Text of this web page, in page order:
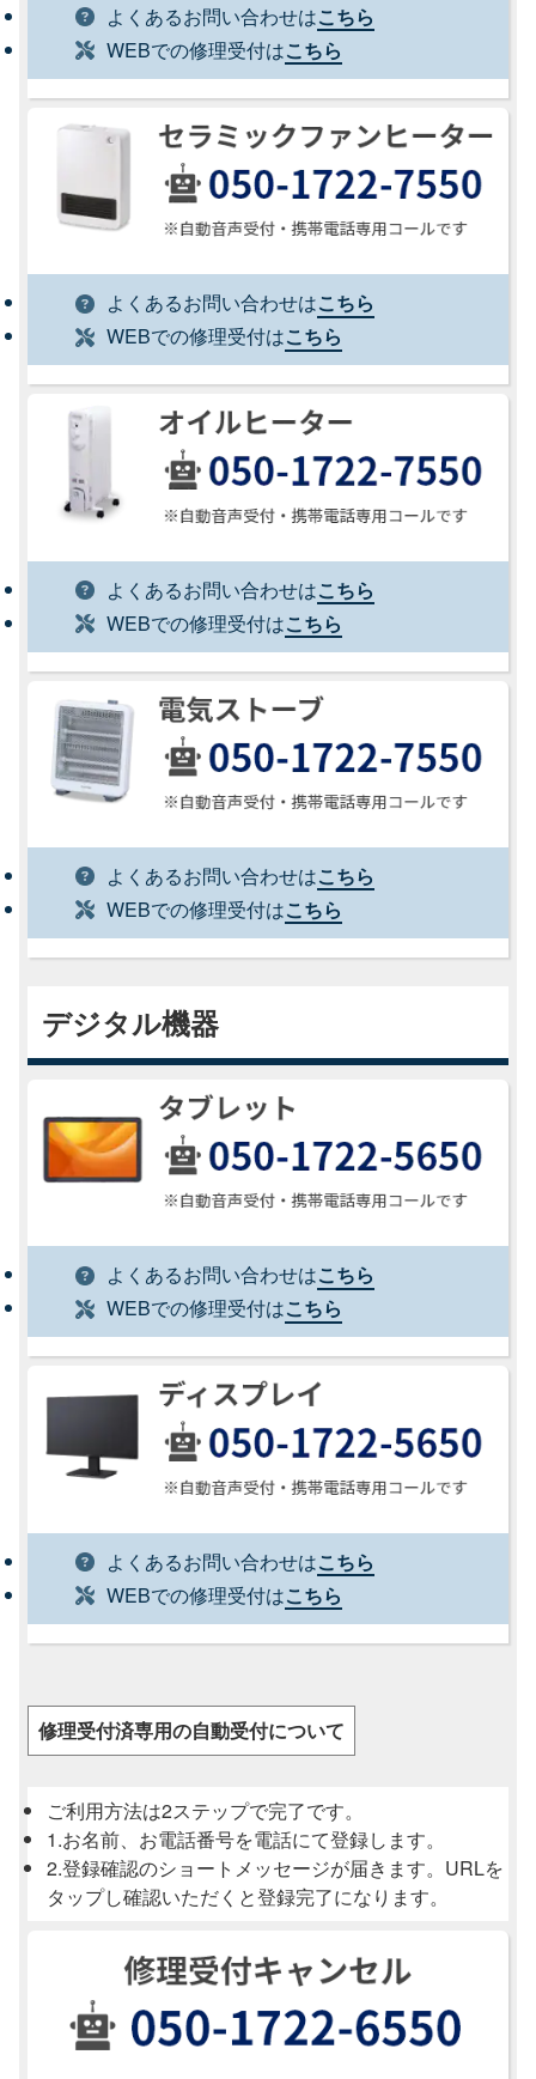
よくあるお問い合わせはこちら
WEBでの修理受付はこちら
よくあるお問い合わせはこちら
WEBでの修理受付はこちら
よくあるお問い合わせはこちら
WEBでの修理受付はこちら
よくあるお問い合わせはこちら
WEBでの修理受付はこちら
デジタル機器
よくあるお問い合わせはこちら
WEBでの修理受付はこちら
よくあるお問い合わせはこちら
WEBでの修理受付はこちら
修理受付済専用の自動受付について
ご利用方法は2ステップで完了です。
1.お名前、お電話番号を電話にて登録します。
2.登録確認のショートメッセージが届きます。URLを
タップし確認いただくと登録完了になります。